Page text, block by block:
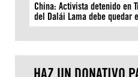
China: Activista detenido en
del Dalái Lama debe quedar